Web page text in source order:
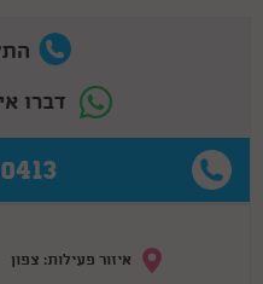
דברו
איזור פעילות: צפון